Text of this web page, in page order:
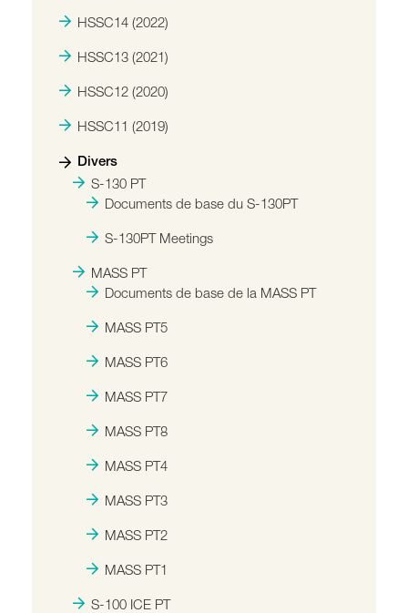
HSSC14 (2022)
HSSC13 (2021)
HSSC12 (2020)
HSSC11 (2019)
Divers
S-130 PT
Documents de base du S-130PT
S-130PT Meetings
MASS PT
Documents de base de la MASS PT
MASS PT5
MASS PT6
MASS PT7
MASS PT8
MASS PT4
MASS PT3
MASS PT2
MASS PT1
S-100 ICE PT